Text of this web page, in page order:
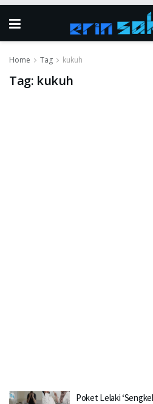
Home Tag kukuh
Tag: kukuh
Poket Lelaki